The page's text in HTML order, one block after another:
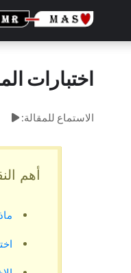
اختبارات
الاستماع للمقالة:
أهم